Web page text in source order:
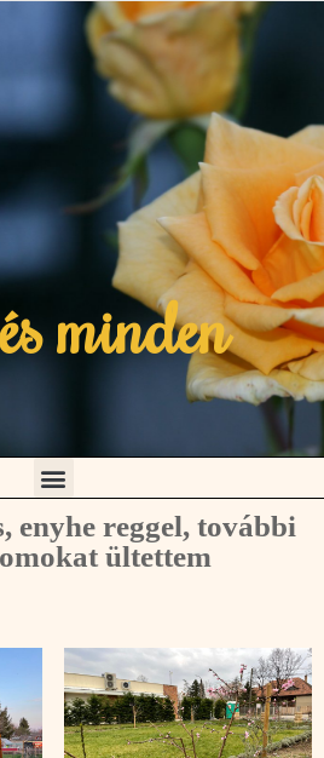
minden
enyhe reggel, további
ültettem